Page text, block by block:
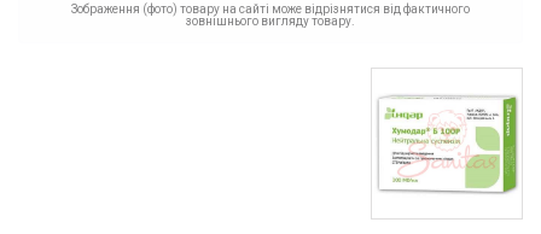
Зображення (фото) товару на сайті може відрізнятися від фактичного
зовнішнього вигляду товару.